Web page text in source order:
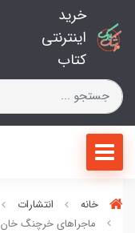
خرید
اینترنتی
کتاب
خانه انتشارات
ماجراهای خرچنگ خان 2 / قایم موشک خرچنگی